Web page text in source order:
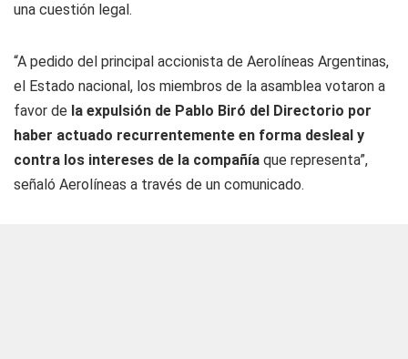
una cuestión legal.
“A pedido del principal accionista de Aerolíneas Argentinas,
el Estado nacional, los miembros de la asamblea votaron a
favor de la expulsión de Pablo Biró del Directorio por
haber actuado recurrentemente en forma desleal y
contra los intereses de la compañía que representa”,
señaló Aerolíneas a través de un comunicado.